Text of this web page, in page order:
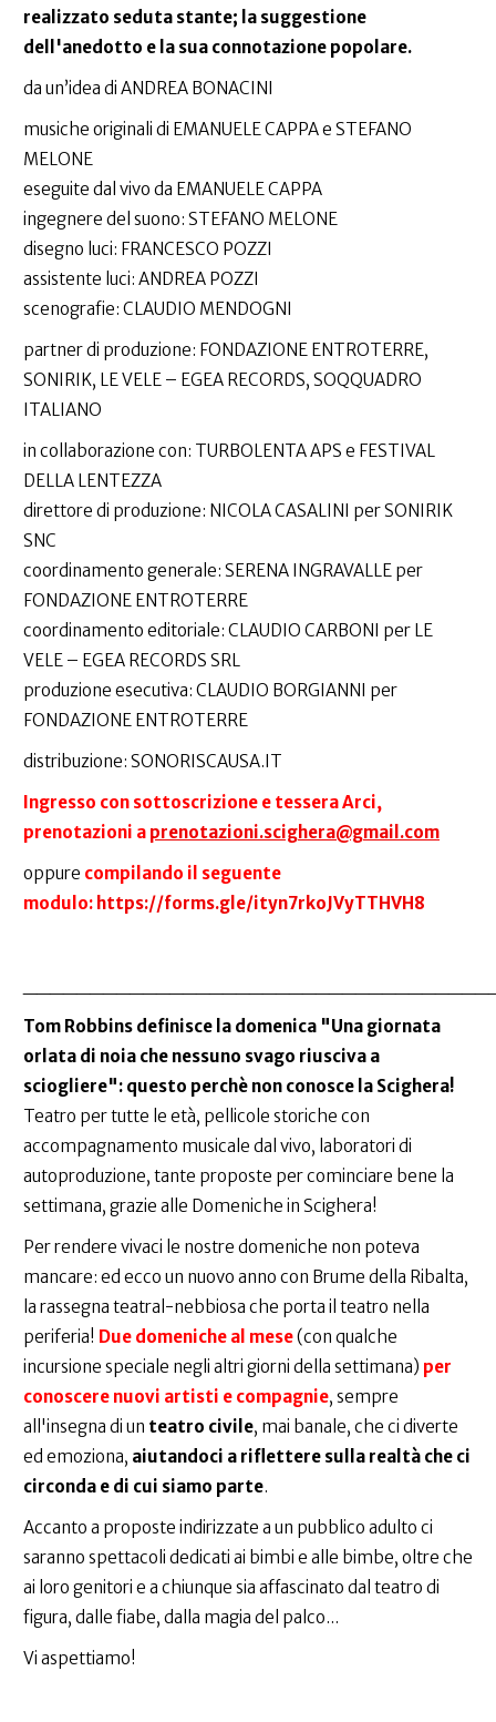
realizzato seduta stante; la suggestione
dell'anedotto e la sua connotazione popolare.
da un’idea di ANDREA BONACINI
musiche originali di EMANUELE CAPPA e STEFANO
MELONE
eseguite dal vivo da EMANUELE CAPPA
ingegnere del suono: STEFANO MELONE
disegno luci: FRANCESCO POZZI
assistente luci: ANDREA POZZI
scenografie: CLAUDIO MENDOGNI
partner di produzione: FONDAZIONE ENTROTERRE,
SONIRIK, LE VELE – EGEA RECORDS, SOQQUADRO
ITALIANO
in collaborazione con: TURBOLENTA APS e FESTIVAL
DELLA LENTEZZA
direttore di produzione: NICOLA CASALINI per SONIRIK
SNC
coordinamento generale: SERENA INGRAVALLE per
FONDAZIONE ENTROTERRE
coordinamento editoriale: CLAUDIO CARBONI per LE
VELE – EGEA RECORDS SRL
produzione esecutiva: CLAUDIO BORGIANNI per
FONDAZIONE ENTROTERRE
distribuzione: SONORISCAUSA.IT
Ingresso con sottoscrizione e tessera Arci,
prenotazioni a prenotazioni.scighera@gmail.com
oppure compilando il seguente
modulo: https://forms.gle/ityn7rkoJVyTTHVH8
Tom Robbins definisce la domenica "Una giornata
orlata di noia che nessuno svago riusciva a
sciogliere": questo perchè non conosce la Scighera!
Teatro per tutte le età, pellicole storiche con
accompagnamento musicale dal vivo, laboratori di
autoproduzione, tante proposte per cominciare bene la
settimana, grazie alle Domeniche in Scighera!
Per rendere vivaci le nostre domeniche non poteva
mancare: ed ecco un nuovo anno con Brume della Ribalta,
la rassegna teatral-nebbiosa che porta il teatro nella
periferia! Due domeniche al mese(con qualche
incursione speciale negli altri giorni della settimana) per
conoscere nuovi artisti e compagnie, sempre
all'insegna di un teatro civile, mai banale, che ci diverte
ed emoziona, aiutandoci a riflettere sulla realtà che ci
circonda e di cui siamo parte.
Accanto a proposte indirizzate a un pubblico adulto ci
saranno spettacoli dedicati ai bimbi e alle bimbe, oltre che
ai loro genitori e a chiunque sia affascinato dal teatro di
figura, dalle fiabe, dalla magia del palco...
Vi aspettiamo!